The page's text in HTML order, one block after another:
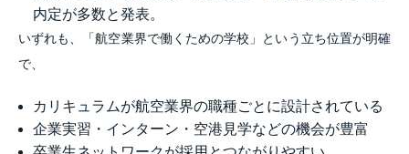
内定が多数と発表。
いずれも、「航空業界で働くための学校」という立ち位置が明確
で、
カリキュラムが航空業界の職種ごとに設計されている
企業実習・インターン・空港見学などの機会が豊富